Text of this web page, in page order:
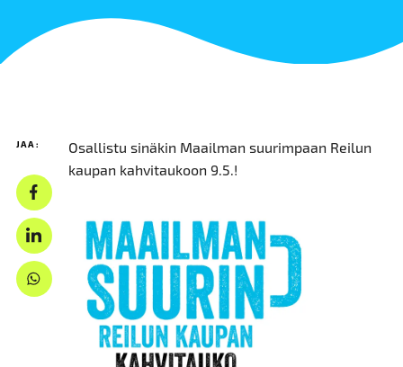
JAA:
Osallistu sinäkin Maailman suurimpaan Reilun
kaupan kahvitaukoon 9.5.!